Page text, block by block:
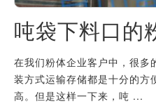
吨袋下料口的
在我们粉体企业客户中，很多
装方式运输存储都是十分的方
高。但是这样一下来，吨 ...